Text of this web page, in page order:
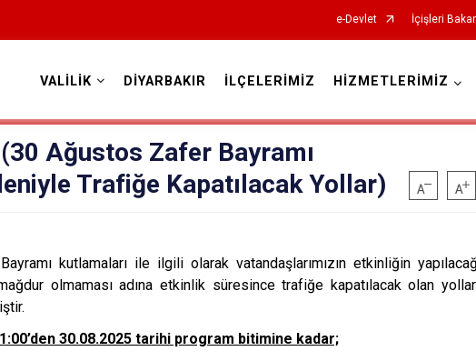
e-Devlet İçişleri
VALİLİK DİYARBAKIR İLÇELERİMİZ HİZMETLERİMİZ
Ağustos Zafer Bayramı
Trafiğe Kapatılacak Yollar)
kutlamaları ile ilgili olarak vatandaşlarımızın etkinliğin
olmaması adına etkinlik süresince trafiğe kapatılacak olan
30.08.2025 tarihi program bitimine kadar;